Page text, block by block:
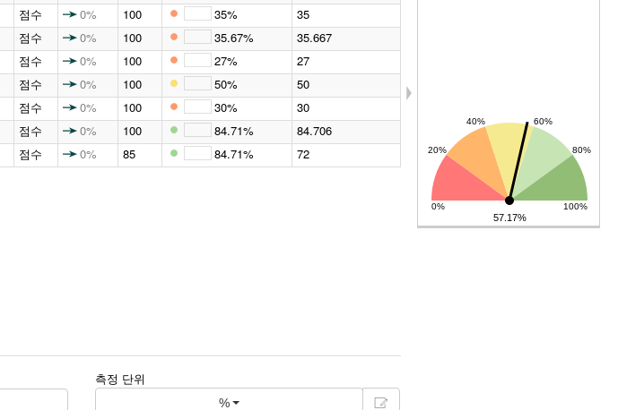
점수 0% 100 35%
35
점수 0% 100 35.67%
35.667
점수 0% 100 27%
27
점수 0% 100 50%
50
점수 0% 100 30%
30
점수 0% 100 84.71%
84.706
점수 0% 85 84.71% 72
측정 단위
%
57.17%